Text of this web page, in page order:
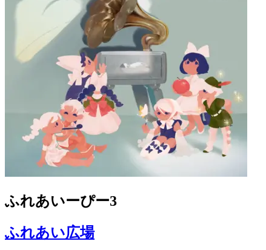
ふれあいーぴー3
ふれあい広場